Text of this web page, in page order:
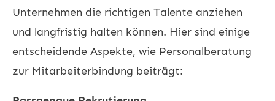
Unternehmen die richtigen Talente anziehen
und langfristig halten können. Hier sind einige
entscheidende Aspekte, wie Personalberatung
zur Mitarbeiterbindung beiträgt: